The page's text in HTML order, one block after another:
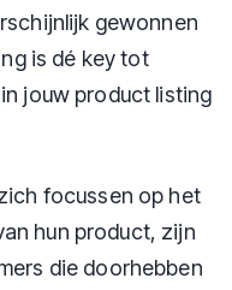
gewonnen
is dé key tot
jouw product listing
focussen op het
hun product, zijn
die doorhebben